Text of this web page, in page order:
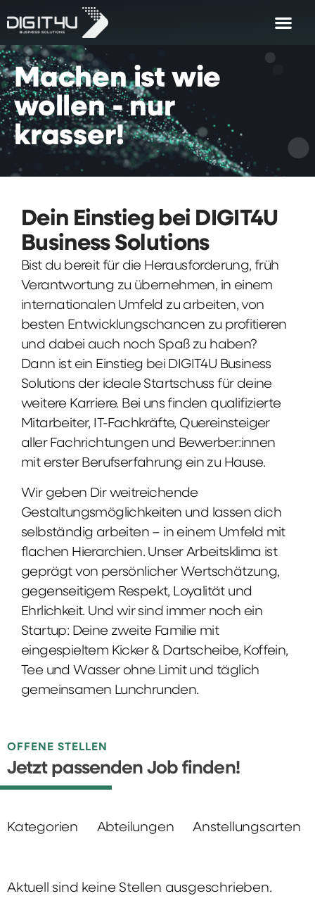
Machen ist wie
wollen - nur
krasser!
Dein Einstieg bei DIGIT4U
Business Solutions
Bist du bereit für die Herausforderung, früh
Verantwortung zu übernehmen, in einem
internationalen Umfeld zu arbeiten, von
besten Entwicklungschancen zu profitieren
und dabei auch noch Spaß zu haben?
Dann ist ein Einstieg bei DIGIT4U Business
Solutions der ideale Startschuss für deine
weitere Karriere. Bei uns finden qualifizierte
Mitarbeiter, IT-Fachkräfte, Quereinsteiger
aller Fachrichtungen und Bewerber:innen
mit erster Berufserfahrung ein zu Hause.
Wir geben Dir weitreichende
Gestaltungsmöglichkeiten und lassen dich
selbständig arbeiten – in einem Umfeld mit
flachen Hierarchien. Unser Arbeitsklima ist
geprägt von persönlicher Wertschätzung,
gegenseitigem Respekt, Loyalität und
Ehrlichkeit. Und wir sind immer noch ein
Startup: Deine zweite Familie mit
eingespieltem Kicker & Dartscheibe, Koffein,
Tee und Wasser ohne Limit und täglich
gemeinsamen Lunchrunden.
OFFENE STELLEN
Jetzt passenden Job finden!
Kategorien Abteilungen Anstellungsarten
Aktuell sind keine Stellen ausgeschrieben.